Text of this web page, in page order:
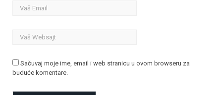
Sačuvaj moje ime, email i web stranicu u ovom browseru za
buduće komentare.